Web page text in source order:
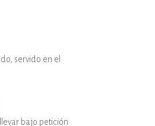
servido en el
bajo petición